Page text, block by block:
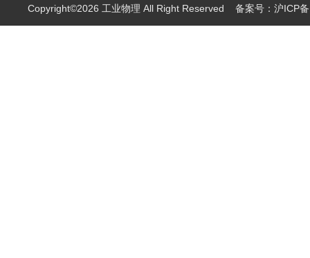
Copyright©2026 工业物理 All Right Reserved 备案号：沪ICP